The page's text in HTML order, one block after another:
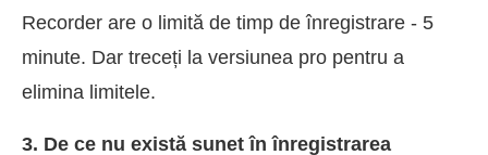
Recorder are o limită de timp de înregistrare - 5
minute. Dar treceți la versiunea pro pentru a
elimina limitele.
3. De ce nu există sunet în înregistrarea